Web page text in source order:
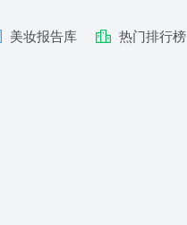
美妆报告库 热门排行榜